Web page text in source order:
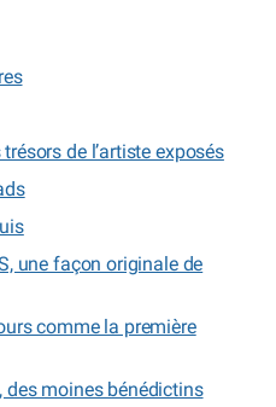
de l’artiste exposés
une façon originale de
comme la première
des moines bénédictins